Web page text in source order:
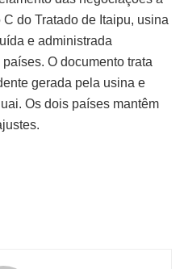
do Tratado de Itaipu, usina
e administrada
O documento trata
gerada pela usina e
Os dois países mantêm